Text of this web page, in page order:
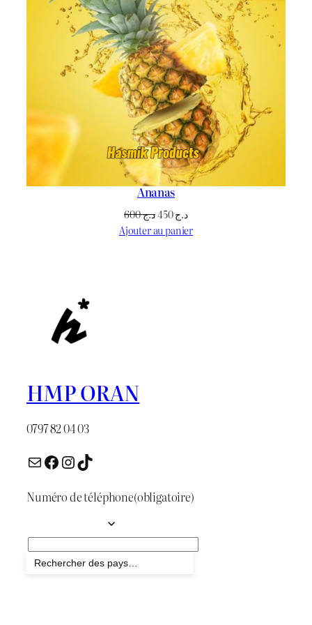
Ananas
د.ج600
Le
prix
د.ج450
Le
prix
Ajouter au panier
HMP ORAN
0797 82 04 03
E-mail Facebook InstagramTikTok
Numéro de téléphone(obligatoire)
Envoyer